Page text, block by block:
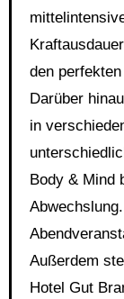
den
Darüber
in
Body & Mind
Außerdem
Hotel Gut